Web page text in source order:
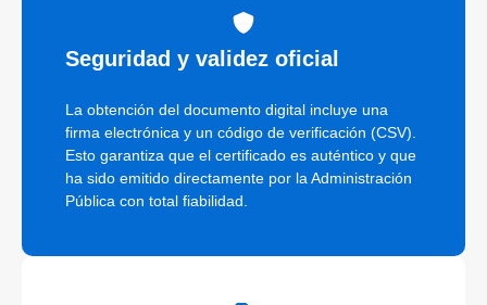
Seguridad y validez oficial
La obtención del documento digital incluye una
firma electrónica y un código de verificación (CSV).
Esto garantiza que el certificado es auténtico y que
ha sido emitido directamente por la Administración
Pública con total fiabilidad.